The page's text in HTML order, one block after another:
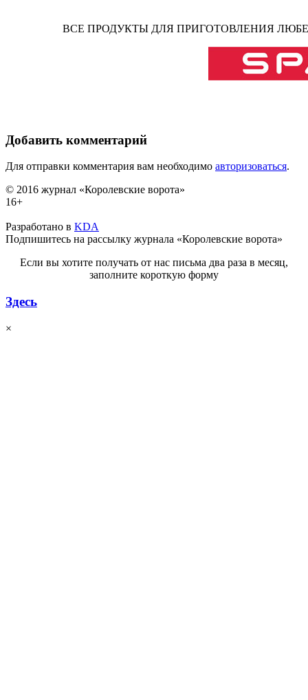
ВСЕ ПРОДУКТЫ ДЛЯ ПРИГОТОВЛЕНИЯ
Добавить комментарий
Для отправки комментария вам необходимо авторизоваться.
© 2016 журнал «Королевские ворота»
16+
Разработано в KDA
Подпишитесь на рассылку журнала «Королевские ворота»
Если вы хотите получать от нас письма два раза в месяц,
заполните короткую форму
Здесь
×